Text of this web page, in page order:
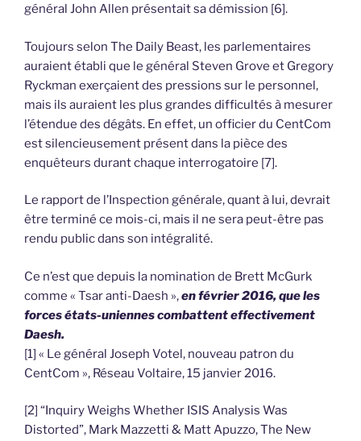
général John Allen présentait sa démission [6].
Toujours selon The Daily Beast, les parlementaires
auraient établi que le général Steven Grove et Gregory
Ryckman exerçaient des pressions sur le personnel,
mais ils auraient les plus grandes difficultés à mesurer
l’étendue des dégâts. En effet, un officier du CentCom
est silencieusement présent dans la pièce des
enquêteurs durant chaque interrogatoire [7].
Le rapport de l’Inspection générale, quant à lui, devrait
être terminé ce mois-ci, mais il ne sera peut-être pas
rendu public dans son intégralité.
Ce n’est que depuis la nomination de Brett McGurk
comme « Tsar anti-Daesh »,en février 2016, que les
forces états-uniennes combattent effectivement
Daesh.
[1] « Le général Joseph Votel, nouveau patron du
CentCom », Réseau Voltaire, 15 janvier 2016.
[2] “Inquiry Weighs Whether ISIS Analysis Was
Distorted”, Mark Mazzetti & Matt Apuzzo, The New